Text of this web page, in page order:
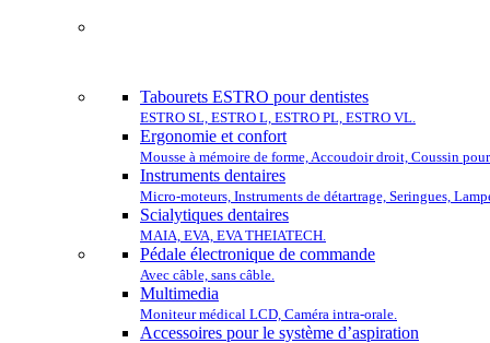
Tabourets ESTRO pour dentistes
ESTRO SL, ESTRO L, ESTRO PL, ESTRO VL.
Ergonomie et confort
Mousse à mémoire de forme, Accoudoir droit, Coussin
Instruments dentaires
Micro-moteurs, Instruments de détartrage, Seringues,
Scialytiques dentaires
MAIA, EVA, EVA THEIATECH.
Pédale électronique de commande
Avec câble, sans câble.
Multimedia
Moniteur médical LCD, Caméra intra-orale.
Accessoires pour le système d’aspiration